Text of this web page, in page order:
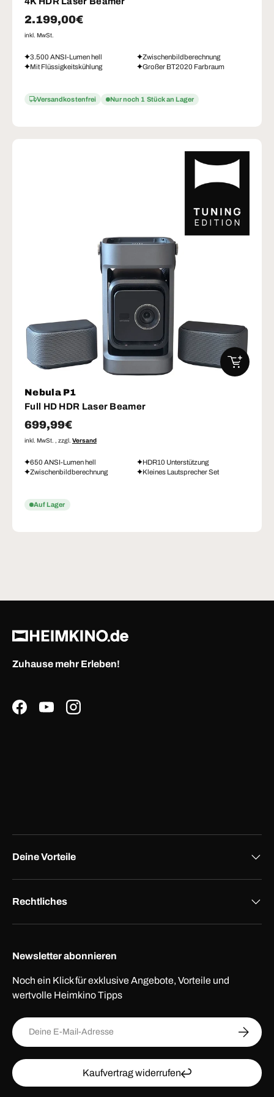
Normaler Preis
2.199,00€
inkl. MwSt.
3.500 ANSI-Lumen hell
Zwischenbildberechnung
Mit Flüssigkeitskühlung
Großer BT2020 Farbraum
Versandkostenfrei Nur noch 1 Stück an Lager
Nebula P1
Full HD HDR Laser Beamer
Normaler Preis
699,99€
inkl. MwSt. , zzgl. Versand
650 ANSI-Lumen hell
HDR10 Unterstützung
Zwischenbildberechnung
Kleines Lautsprecher Set
Auf Lager
IN DEN
Zuhause mehr Erleben!
FacebookYouTubeInstagram
Deine Vorteile
Rechtliches
Newsletter abonnieren
Noch ein Klick für exklusive Angebote, Vorteile und
wertvolle Heimkino Tipps
E-Mail
Kaufvertrag widerrufen